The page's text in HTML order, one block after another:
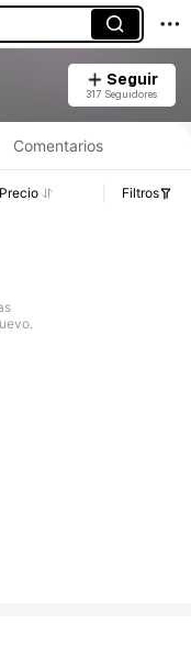
Seguir
317 Seguidores
Comentarios
Precio Filtros